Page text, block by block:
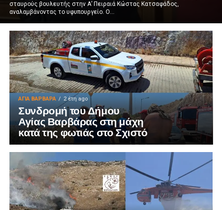
σταυρούς βουλευτής στην Α’ Πειραιά Κώστας Κατσαφάδος,
αναλαμβάνοντας το υφυπουργείο. Ο...
ΑΓΙΑ ΒΑΡΒΑΡΑ 2 έτη ago
Συνδρομή του Δήμου
Αγίας Βαρβάρας στη μάχη
κατά της φωτιάς στο Σχιστό